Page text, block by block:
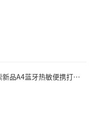
上一篇：好玩又实用的新型打印机，群索新品A4蓝牙热敏便携打印机